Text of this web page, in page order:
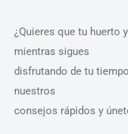
maquinaria.
Nuestro distribuidor
Miño S.L. representa
cercanía.
Aviso legal
Política de cookies
Condiciones de venta
Términos del servicio
Política de reembolso
¿Quieres que tu huerto
mientras sigues
disfrutando de tu
nuestros
consejos rápidos y